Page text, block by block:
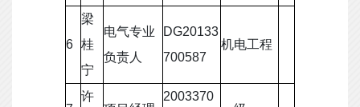
6
梁
桂
宁
电气专业
负责人
DG20133
700587
机电工程
许
2003370